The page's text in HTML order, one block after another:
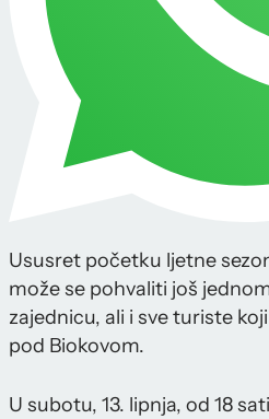
Ususret početku ljetne
može se pohvaliti još
zajednicu, ali i sve turiste
pod Biokovom.
U subotu, 13. lipnja, od 18